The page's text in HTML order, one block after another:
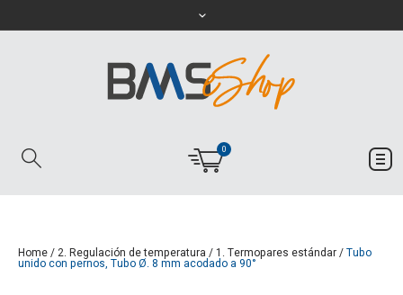
0
Home/2. Regulación de temperatura /1. Termopares estándar/Tubo
unido con pernos, Tubo Ø. 8 mm acodado a 90°